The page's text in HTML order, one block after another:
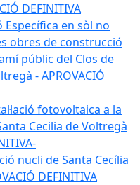
DEFINITIVA
en sòl no
obres de construcció
públic del Clos de
- APROVACIÓ
fotovoltaica a la
Cecilia de Voltregà
nucli de Santa Cecília
DEFINITIVA